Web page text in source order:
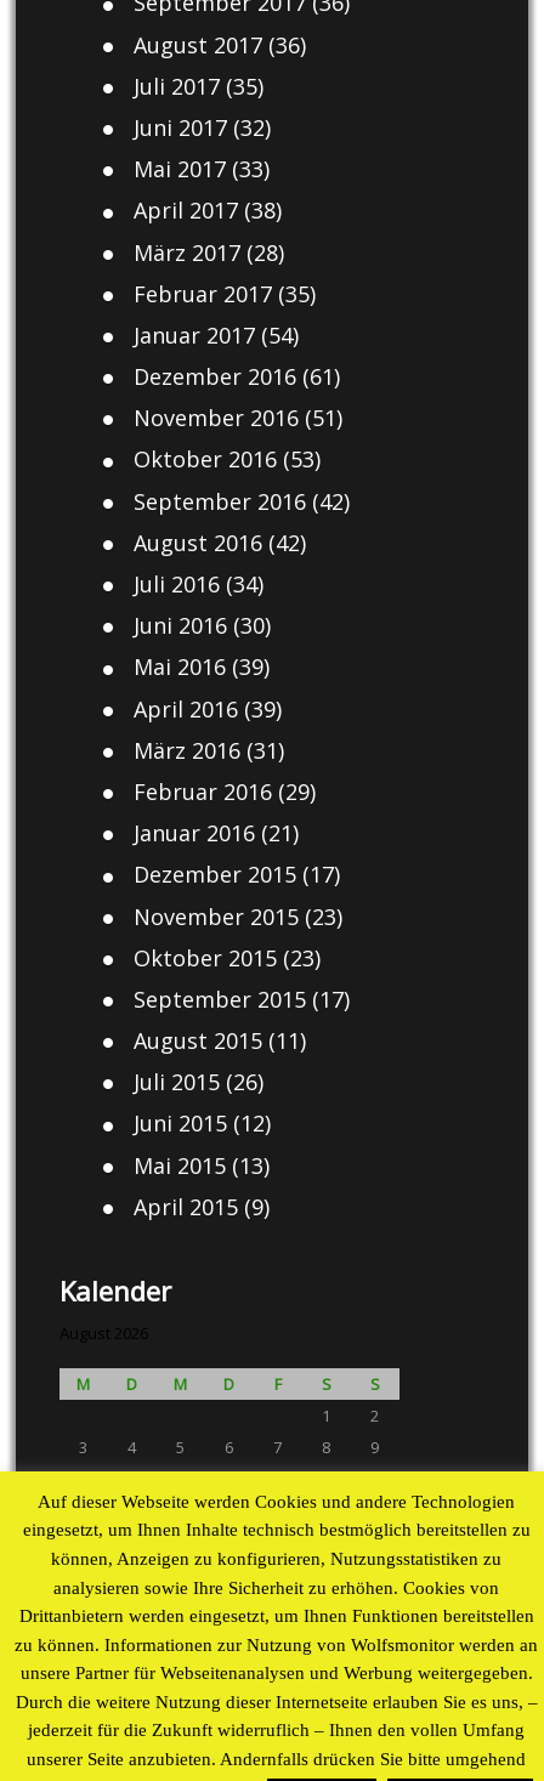
August 2017(36)
Juli 2017(35)
Juni 2017(32)
Mai 2017(33)
April 2017(38)
März 2017(28)
Februar 2017(35)
Januar 2017(54)
Dezember 2016(61)
November 2016(51)
Oktober 2016(53)
September 2016(42)
August 2016(42)
Juli 2016(34)
Juni 2016(30)
Mai 2016(39)
April 2016(39)
März 2016(31)
Februar 2016(29)
Januar 2016(21)
Dezember 2015(17)
November 2015(23)
Oktober 2015(23)
September 2015(17)
August 2015(11)
Juli 2015(26)
Juni 2015(12)
Mai 2015(13)
April 2015(9)
Kalender
August 2026
M D M D F S
S
1
2
3
4 5 6 7 8
9
10
11 12 13 14 15
16
17
18 19 20 21 22
23
24
25 26 27 28 29
30
« Aug
Proudly powered by WordPresstheme byWP Blogs
Auf dieser Webseite werden Cookies und andere Technologien
eingesetzt, um Ihnen Inhalte technisch bestmöglich bereitstellen zu
können, Anzeigen zu konfigurieren, Nutzungsstatistiken zu
analysieren sowie Ihre Sicherheit zu erhöhen. Cookies von
Drittanbietern werden eingesetzt, um Ihnen Funktionen bereitstellen
zu können. Informationen zur Nutzung von Wolfsmonitor werden an
unsere Partner für Webseitenanalysen und Werbung weitergegeben.
Durch die weitere Nutzung dieser Internetseite erlauben Sie es uns, –
jederzeit für die Zukunft widerruflich – Ihnen den vollen Umfang
unserer Seite anzubieten. Andernfalls drücken Sie bitte umgehend